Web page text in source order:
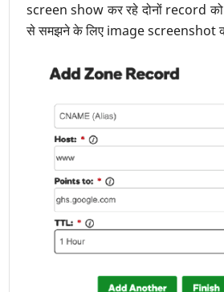
screen show कर रहे दोनों record
से समझने के लिए image screenshot